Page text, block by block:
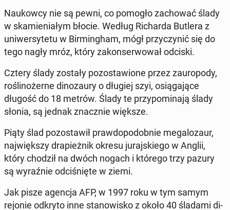
Na­ukow­cy nie są pewni, co pomogło za­cho­wać ślady
w ska­mie­nia­łym błocie. Według Ri­char­da Butlera z
uni­wer­sy­te­tu w Bir­ming­ham, mógł przy­czy­nić się do
tego nagły mróz, który za­kon­ser­wo­wał odciski.
Cztery ślady zostały po­zo­sta­wio­ne przez za­uro­po­dy,
ro­śli­no­żer­ne di­no­zau­ry o długiej szyi, osią­ga­ją­ce
długość do 18 metrów. Ślady te przy­po­mi­na­ją ślady
słonia, są jednak znacz­nie większe.
Piąty ślad po­zo­sta­wił praw­do­po­dob­nie me­ga­lo­zaur,
naj­więk­szy dra­pież­nik okresu ju­raj­skie­go w Anglii,
który chodził na dwóch nogach i którego trzy pazury
są wy­raź­nie od­ci­śnię­te w ziemi.
Jak pisze agencja AFP, w 1997 roku w tym samym
rejonie odkryto inne sta­no­wi­sko z około 40 śladami di­